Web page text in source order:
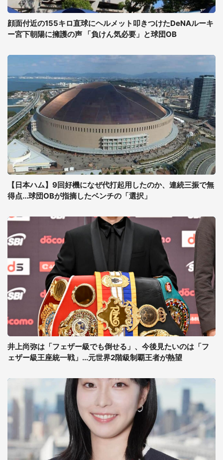
顔面付近の155キロ直球にヘルメット叩きつけたDeNAルーキ
ー宮下朝陽に擁護の声 「負けん気必要」と球団OB
【日本ハム】9回好機になぜ代打起用したのか、連続三振で無
得点...球団OBが指摘したベンチの「選択」
井上尚弥は「フェザー級でも倒せる」、今後見たいのは「フ
ェザー級王座統一戦」...元世界2階級制覇王者が熱望